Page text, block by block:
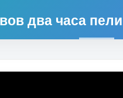
два часа